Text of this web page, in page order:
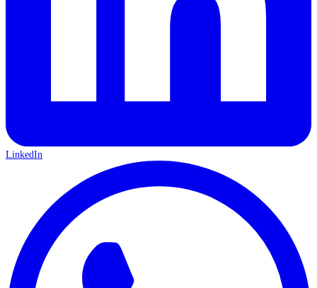
LinkedIn